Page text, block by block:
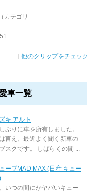
カテゴリ
[他のクリップをチェック
車一覧
キ アルト
ぶりに車を所有しました。
言え、最近よく聞く新車の
スクです。 しばらくの間 ...
ーブMAD MAX (日産 キュー
いつの間にかヤバいキュー